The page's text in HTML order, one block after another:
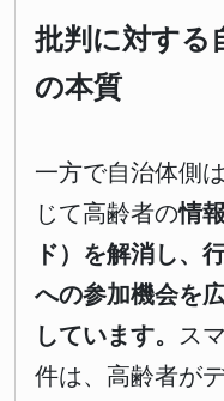
批判に対する
の本質
一方で自治体側
じて高齢者の情
ド）を解消し、
への参加機会を
しています。 ス
件は、高齢者が